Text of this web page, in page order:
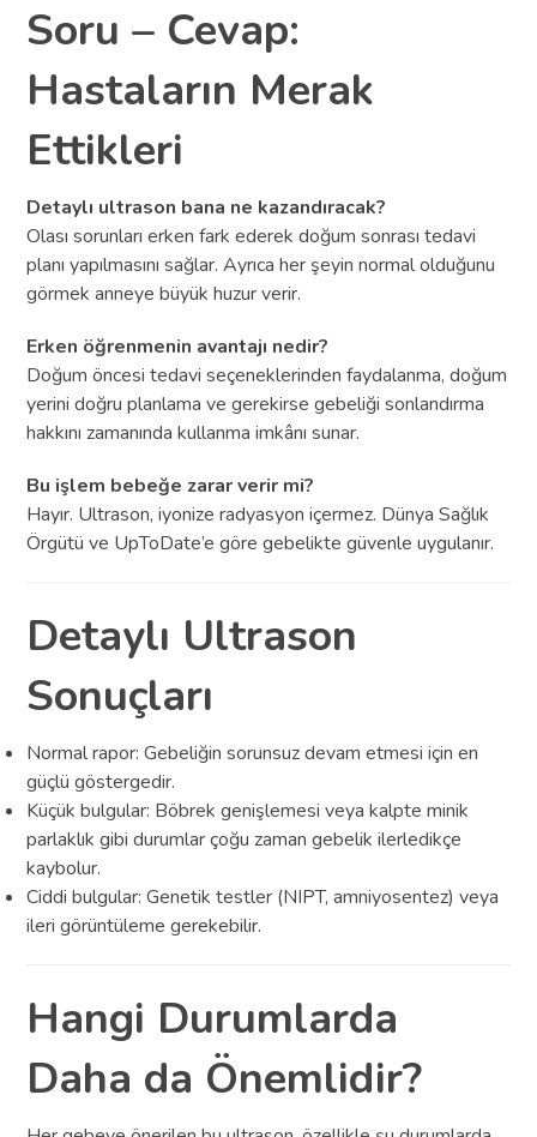
Soru – Cevap:
Hastaların Merak
Ettikleri
Detaylı ultrason bana ne kazandıracak?
Olası sorunları erken fark ederek doğum sonrası tedavi
planı yapılmasını sağlar. Ayrıca her şeyin normal olduğunu
görmek anneye büyük huzur verir.
Erken öğrenmenin avantajı nedir?
Doğum öncesi tedavi seçeneklerinden faydalanma, doğum
yerini doğru planlama ve gerekirse gebeliği sonlandırma
hakkını zamanında kullanma imkânı sunar.
Bu işlem bebeğe zarar verir mi?
Hayır. Ultrason, iyonize radyasyon içermez. Dünya Sağlık
Örgütü ve UpToDate’e göre gebelikte güvenle uygulanır.
Detaylı Ultrason
Sonuçları
Normal rapor: Gebeliğin sorunsuz devam etmesi için en
güçlü göstergedir.
Küçük bulgular: Böbrek genişlemesi veya kalpte minik
parlaklık gibi durumlar çoğu zaman gebelik ilerledikçe
kaybolur.
Ciddi bulgular: Genetik testler (NIPT, amniyosentez) veya
ileri görüntüleme gerekebilir.
Hangi Durumlarda
Daha da Önemlidir?